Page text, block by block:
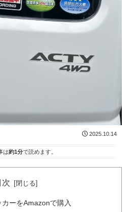
2025.10.14
は約1分で読めます。
次
ーをAmazonで購入